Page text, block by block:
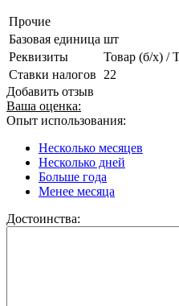
Прочие
Базовая единица шт
Реквизиты
Товар (б/х) /
Ставки налогов
22
Добавить отзыв
Ваша оценка:
Опыт использования:
Несколько месяцев
Несколько дней
Больше года
Менее месяца
Достоинства: